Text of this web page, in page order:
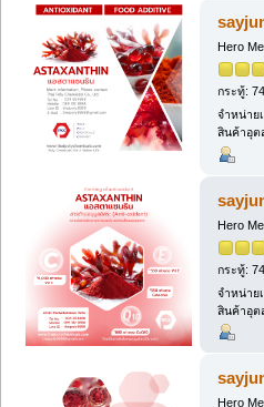
Hero
กระทู้:
จำหน่าย
สินค้าอุต
Hero
กระทู้:
จำหน่าย
สินค้าอุต
Hero